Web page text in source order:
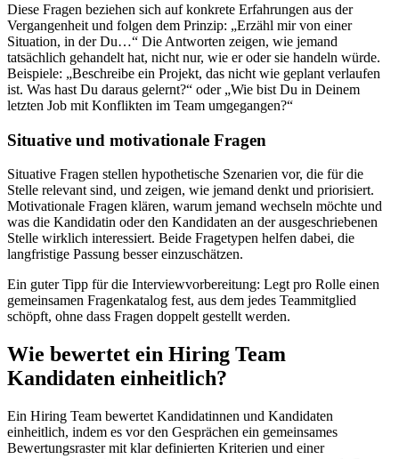
Diese Fragen beziehen sich auf konkrete Erfahrungen aus der
Vergangenheit und folgen dem Prinzip: „Erzähl mir von einer
Situation, in der Du…“ Die Antworten zeigen, wie jemand
tatsächlich gehandelt hat, nicht nur, wie er oder sie handeln würde.
Beispiele: „Beschreibe ein Projekt, das nicht wie geplant verlaufen
ist. Was hast Du daraus gelernt?“ oder „Wie bist Du in Deinem
letzten Job mit Konflikten im Team umgegangen?“
Situative und motivationale Fragen
Situative Fragen stellen hypothetische Szenarien vor, die für die
Stelle relevant sind, und zeigen, wie jemand denkt und priorisiert.
Motivationale Fragen klären, warum jemand wechseln möchte und
was die Kandidatin oder den Kandidaten an der ausgeschriebenen
Stelle wirklich interessiert. Beide Fragetypen helfen dabei, die
langfristige Passung besser einzuschätzen.
Ein guter Tipp für die Interviewvorbereitung: Legt pro Rolle einen
gemeinsamen Fragenkatalog fest, aus dem jedes Teammitglied
schöpft, ohne dass Fragen doppelt gestellt werden.
Wie bewertet ein Hiring Team
Kandidaten einheitlich?
Ein Hiring Team bewertet Kandidatinnen und Kandidaten
einheitlich, indem es vor den Gesprächen ein gemeinsames
Bewertungsraster mit klar definierten Kriterien und einer